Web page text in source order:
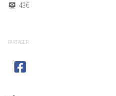
436
PARTAGER